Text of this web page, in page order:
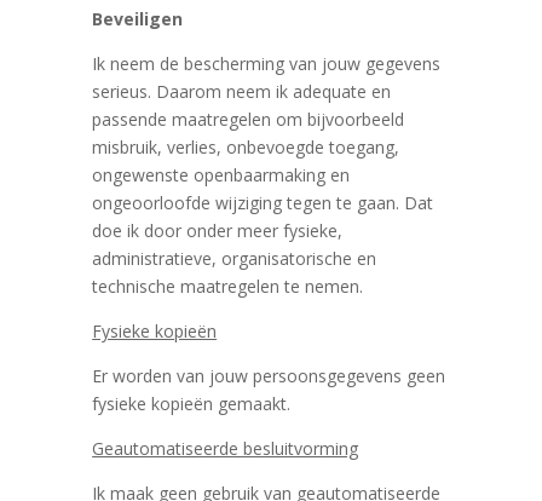
Beveiligen
Ik neem de bescherming van jouw gegevens
serieus. Daarom neem ik adequate en
passende maatregelen om bijvoorbeeld
misbruik, verlies, onbevoegde toegang,
ongewenste openbaarmaking en
ongeoorloofde wijziging tegen te gaan. Dat
doe ik door onder meer fysieke,
administratieve, organisatorische en
technische maatregelen te nemen.
Fysieke kopieën
Er worden van jouw persoonsgegevens geen
fysieke kopieën gemaakt.
Geautomatiseerde besluitvorming
Ik maak geen gebruik van geautomatiseerde